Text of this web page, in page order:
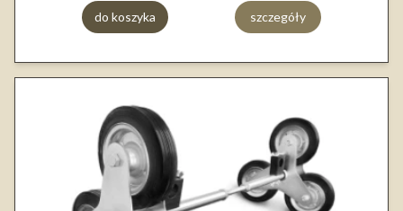
do koszyka szczegóły